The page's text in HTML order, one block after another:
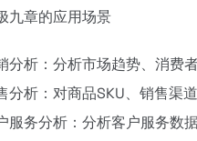
九章的应用场景
分析：分析市场趋势、消费
分析：对商品SKU、销售渠
服务分析：分析客户服务数